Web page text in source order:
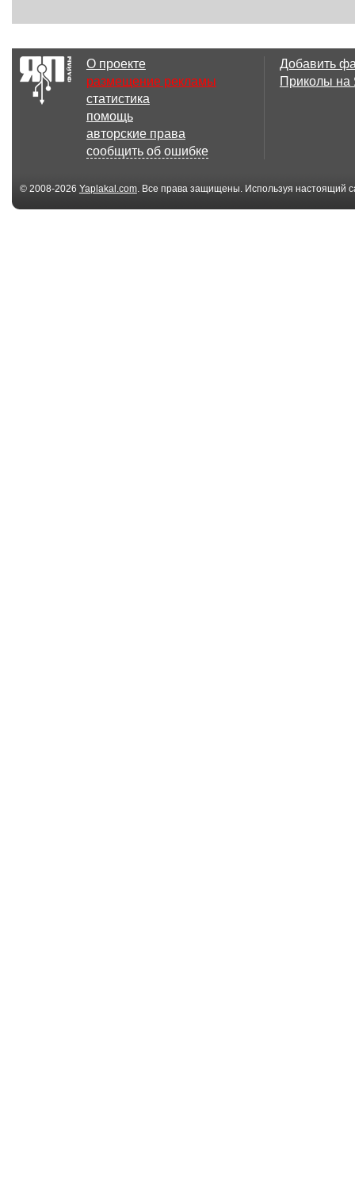
О проекте
размещение рекламы
статистика
помощь
авторские права
сообщить об ошибке
Добавить
Приколы
© 2008-2026 Yaplakal.com. Все права защищены. Используя настоящий